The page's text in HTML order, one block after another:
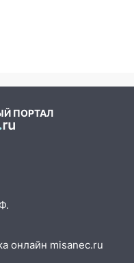
сулят
на
92-летнюю
области
области
на трассе и
6 августа в
ПОРТАЛ
онлайн misanec.ru